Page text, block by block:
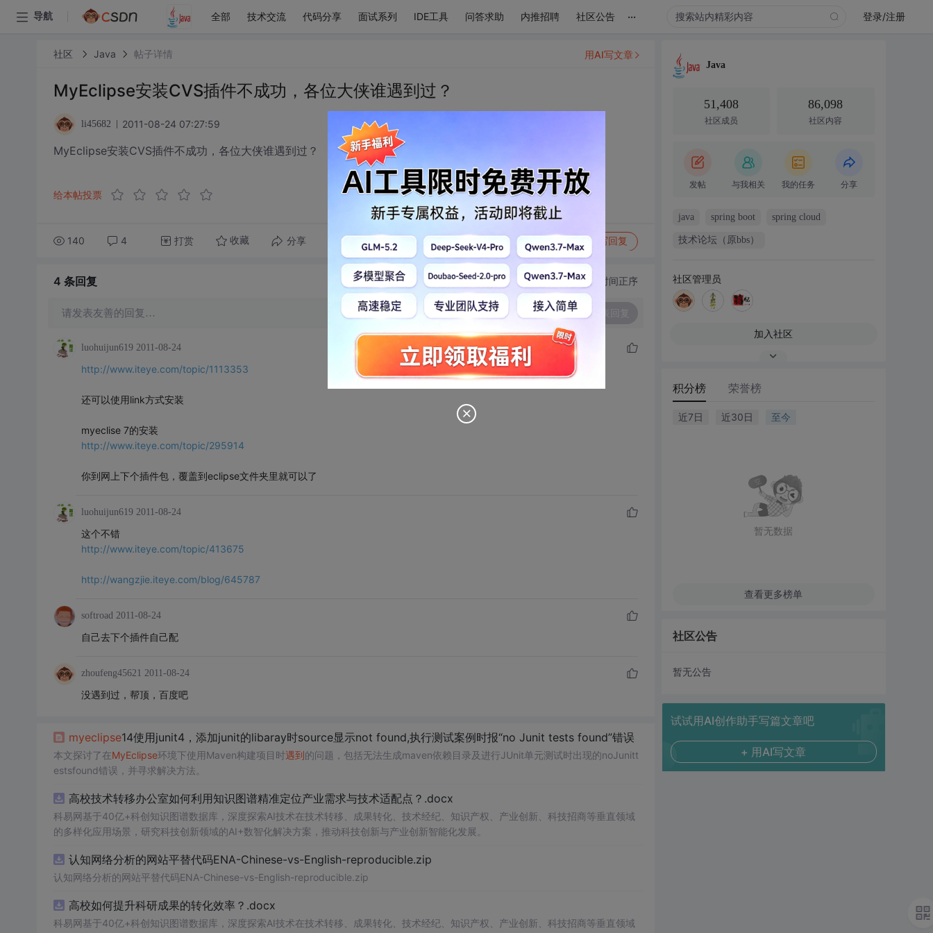
导航 全部 技术交流 代码分享 面试系列 IDE工具 问答求助 内推招聘 社区公告 ... 登录/注册
社区 Java 帖子详情
MyEclipse安装CVS插件不成功，各位大侠谁遇到过？
li45682 2011-08-24 07:27:59
MyEclipse安装CVS插件不成功，各位大侠谁遇到过？
给本帖投票
140 4 打赏 收藏 分享 转发到动态 举报 写回复
用AI写文章
4 条回复 切换为时间正序
请发表友善的回复… 发表回复
luohuijun619 2011-08-24
http://www.iteye.com/topic/1113353
还可以使用link方式安装
myeclise 7的安装
http://www.iteye.com/topic/295914
你到网上下个插件包，覆盖到eclipse文件夹里就可以了
luohuijun619 2011-08-24
这个不错
http://www.iteye.com/topic/413675
http://wangzjie.iteye.com/blog/645787
softroad 2011-08-24
自己去下个插件自己配
zhoufeng45621 2011-08-24
没遇到过，帮顶，百度吧
myeclipse14使用junit4，添加junit的libaray时source显示not found,执行测试案例时报“no Junit tests found”错误
本文探讨了在MyEclipse环境下使用Maven构建项目时遇到的问题，包括无法生成maven依赖目录及进行JUnit单元测试时出现的noJunitt
estsfound错误，并寻求解决方法。
高校技术转移办公室如何利用知识图谱精准定位产业需求与技术适配点？.docx
科易网基于40亿+科创知识图谱数据库，深度探索AI技术在技术转移、成果转化、技术经纪、知识产权、产业创新、科技招商等垂直领域
的多样化应用场景，研究科技创新领域的AI+数智化解决方案，推动科技创新与产业创新智能化发展。
认知网络分析的网站平替代码ENA-Chinese-vs-English-reproducible.zip
认知网络分析的网站平替代码ENA-Chinese-vs-English-reproducible.zip
高校如何提升科研成果的转化效率？.docx
科易网基于40亿+科创知识图谱数据库，深度探索AI技术在技术转移、成果转化、技术经纪、知识产权、产业创新、科技招商等垂直领域
Java
51,408
社区成员
86,098
社区内容
发帖 与我相关 我的任务 分享
java spring boot spring cloud
技术论坛（原bbs）
社区管理员
加入社区
积分榜 荣誉榜
近7日 近30日 至今
暂无数据
查看更多榜单
社区公告
暂无公告
试试用AI创作助手写篇文章吧
+ 用AI写文章